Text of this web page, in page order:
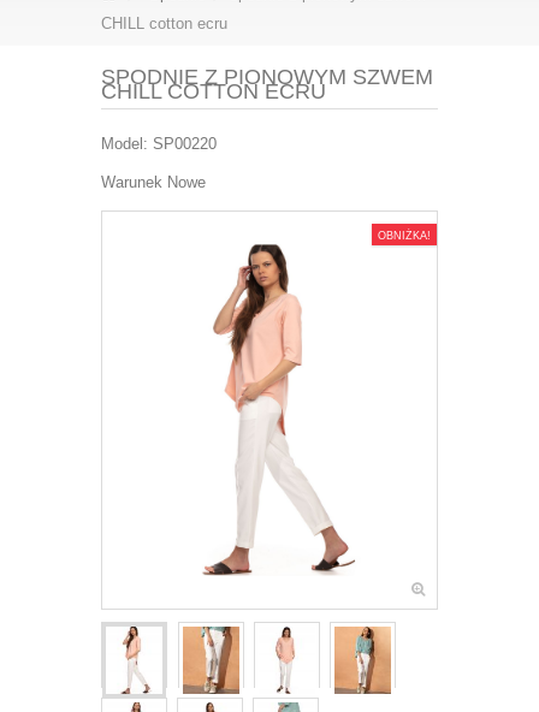
CHILL cotton ecru
SPODNIE Z PIONOWYM SZWEM
CHILL COTTON ECRU
Model: SP00220
Warunek Nowe
OBNIŻKA!